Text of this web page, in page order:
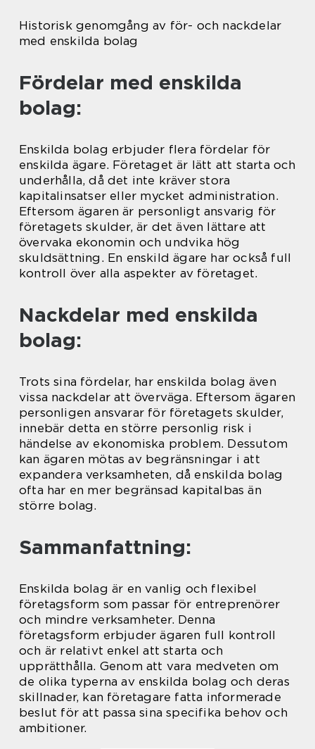
Historisk genomgång av för- och nackdelar
med enskilda bolag
Fördelar med enskilda
bolag:
Enskilda bolag erbjuder flera fördelar för
enskilda ägare. Företaget är lätt att starta och
underhålla, då det inte kräver stora
kapitalinsatser eller mycket administration.
Eftersom ägaren är personligt ansvarig för
företagets skulder, är det även lättare att
övervaka ekonomin och undvika hög
skuldsättning. En enskild ägare har också full
kontroll över alla aspekter av företaget.
Nackdelar med enskilda
bolag:
Trots sina fördelar, har enskilda bolag även
vissa nackdelar att överväga. Eftersom ägaren
personligen ansvarar för företagets skulder,
innebär detta en större personlig risk i
händelse av ekonomiska problem. Dessutom
kan ägaren mötas av begränsningar i att
expandera verksamheten, då enskilda bolag
ofta har en mer begränsad kapitalbas än
större bolag.
Sammanfattning:
Enskilda bolag är en vanlig och flexibel
företagsform som passar för entreprenörer
och mindre verksamheter. Denna
företagsform erbjuder ägaren full kontroll
och är relativt enkel att starta och
upprätthålla. Genom att vara medveten om
de olika typerna av enskilda bolag och deras
skillnader, kan företagare fatta informerade
beslut för att passa sina specifika behov och
ambitioner.